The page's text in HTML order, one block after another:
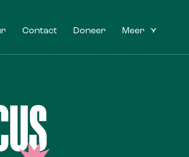
Contact Doneer Meer